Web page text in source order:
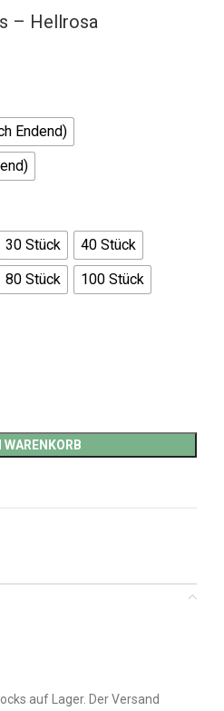
– Hellrosa
Endend)
30 Stück
40 Stück
80 Stück 100 Stück
WARENKORB
auf Lager. Der Versand